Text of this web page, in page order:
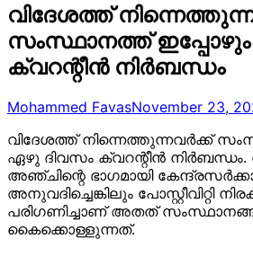
വിദേശത്ത്
സംസ്ഥാനത്ത്
ക്വറന്റീന്‍ നിര്‍ബന്ധം
Mohammed FavasNovember 23,
വിദേശത്ത് നിന്നെത്തുന്നവര്‍ക്ക്
ഏഴു ദിവസം ക്വറന്റീന്‍
അഞ്ചിന്റെ ഭാഗമായി
അനുവദിച്ചെങ്കിലും പോസ്റ്റീവിറ്റി
പരിഗണിച്ചാണ് അതത്
കൈക്കൊള്ളുന്നത്.